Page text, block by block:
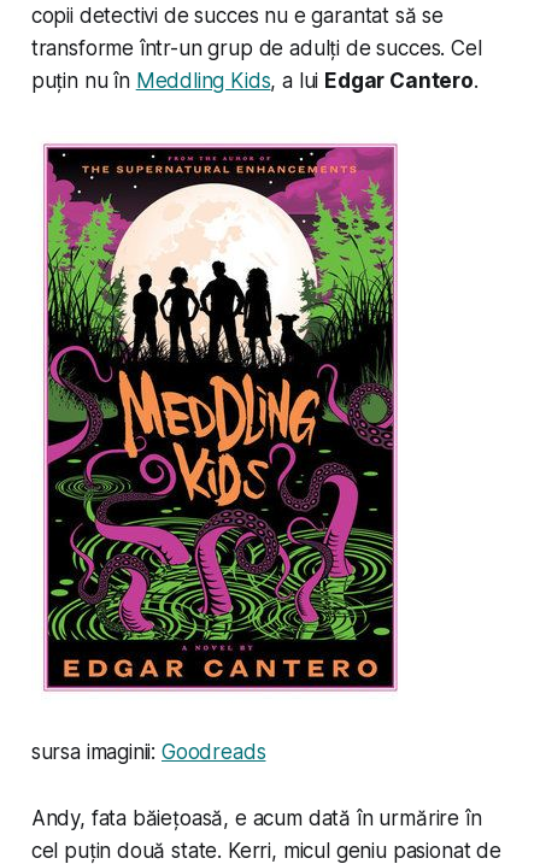
copii detectivi de succes nu e garantat să se
transforme într-un grup de adulți de succes. Cel
puțin nu în Meddling Kids, a lui Edgar Cantero.
sursa imaginii: Goodreads
Andy, fata băiețoasă, e acum dată în urmărire în
cel puțin două state. Kerri, micul geniu pasionat de